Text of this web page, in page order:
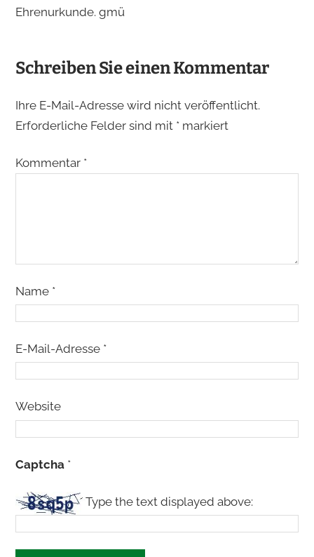
Ehrenurkunde. gmü
Schreiben Sie einen Kommentar
Ihre E-Mail-Adresse wird nicht veröffentlicht.
Erforderliche Felder sind mit *markiert
Kommentar *
Name *
E-Mail-Adresse *
Website
Captcha *
Type the text displayed above: